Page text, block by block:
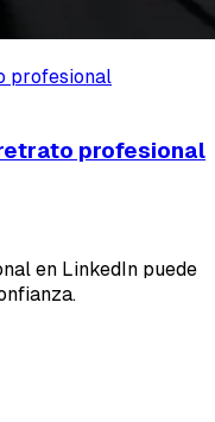
profesional
profesional
en LinkedIn puede